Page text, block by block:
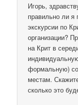
Игорь,
правильно ли я
экскурсии по
организации?
на Крит в
формальную)
местам.
сколько это